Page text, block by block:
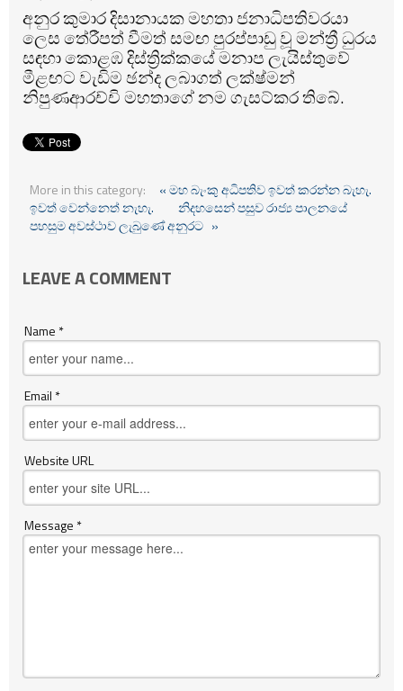
අනුර කුමාර දිසානායක මහතා ජනාධිපතිවරයා
ලෙස තේරීපත් වීමත් සමඟ පුරප්පාඩු වූ මන්ත්‍රී ධුරය
සඳහා කොළඹ දිස්ත්‍රික්කයේ මනාප ලැයිස්තුවේ
මීළඟට වැඩිම ඡන්ද ලබාගත් ලක්ෂ්මන්
නිපුණආරච්චි මහතාගේ නම ගැසට්කර තිබේ.
More in this category:
« මහ බැංකු අධිපතිව ඉවත් කරන්න බැහැ.
ඉවත් වෙන්නෙත් නැහැ.
නිදහසෙන් පසුව රාජ්‍ය පාලනයේ
පහසුම අවස්ථාව ලැබුණේ අනුරට »
LEAVE A COMMENT
Name *
Email *
Website URL
Message *